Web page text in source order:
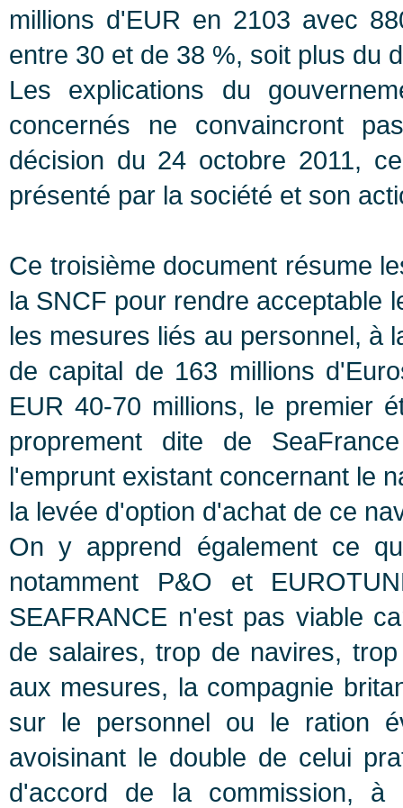
millions d'EUR en 2103 avec
entre 30 et de 38 %, soit plus du
Les explications du
concernés ne convaincront
décision du 24 octobre 2011,
présenté par la société et son
Ce troisième document résume
la SNCF pour rendre acceptable
les mesures liés au personnel, à
de capital de 163 millions
EUR 40-70 millions, le premier
proprement dite de
l'emprunt existant concernant le
la levée d'option d'achat de ce
On y apprend également ce
notamment P&O et
SEAFRANCE n'est pas viable
de salaires, trop de navires,
aux mesures, la compagnie
sur le personnel ou le ration
avoisinant le double de celui
d'accord de la commission,